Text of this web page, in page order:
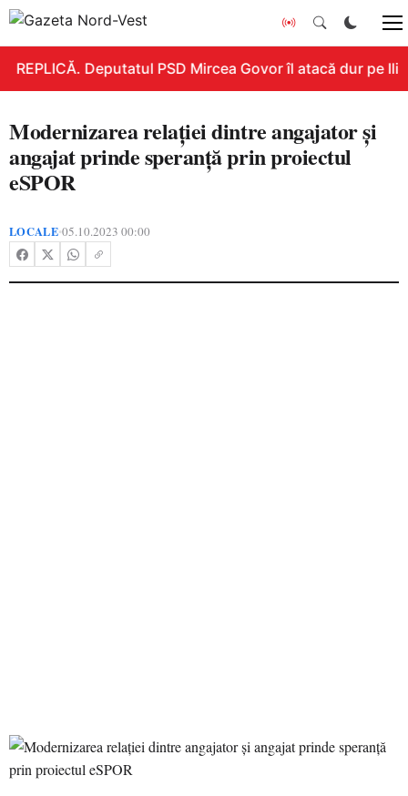
REPLICĂ. Deputatul PSD Mircea Govor îl atacă dur pe
Modernizarea relației dintre angajator și
angajat prinde speranță prin proiectul
eSPOR
LOCALE•05.10.2023 00:00